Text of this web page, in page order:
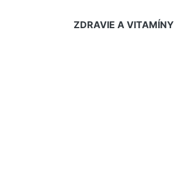
ZDRAVIE A VITAMÍNY